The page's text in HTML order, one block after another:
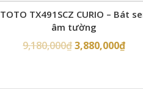
TOTO TX491SCZ CURIO – Bát
âm tường
9,180,000₫3,880,000₫